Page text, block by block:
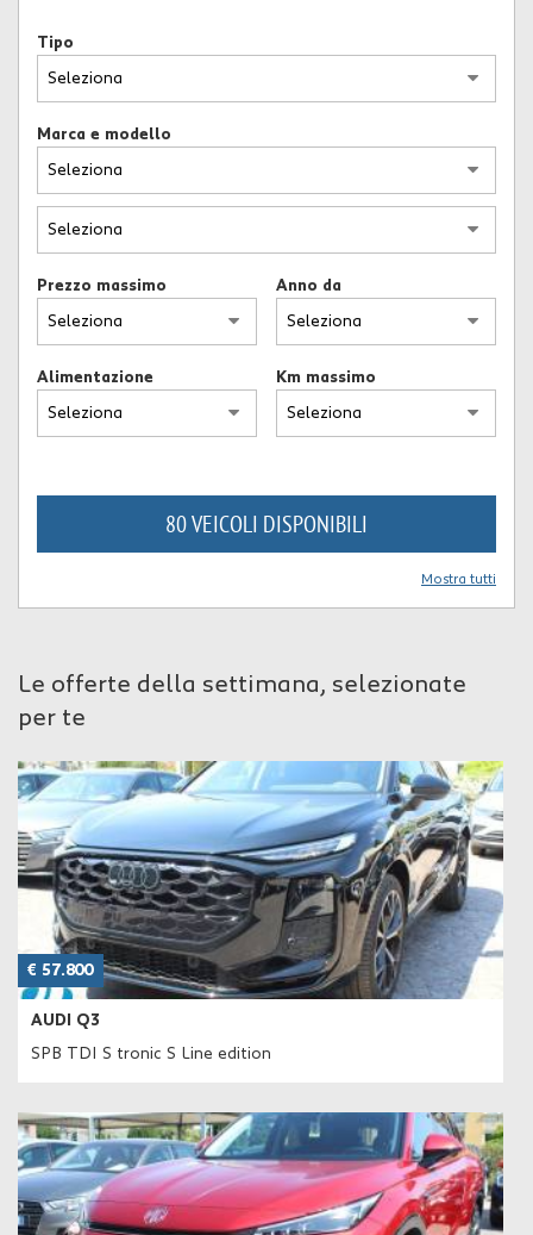
Tipo
Marca e modello
Prezzo massimo Anno da
Alimentazione Km massimo
80 VEICOLI DISPONIBILI
Mostra tutti
Le offerte della settimana, selezionate
per te
€ 57.800
AUDI Q3
SPB TDI S tronic S Line edition